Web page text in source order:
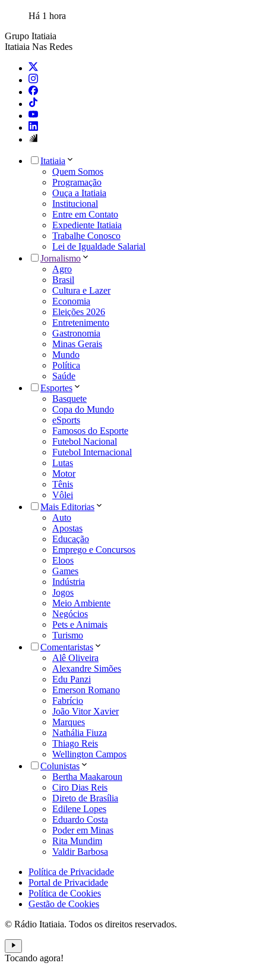
Há 1 hora
Grupo Itatiaia
Itatiaia Nas Redes
Itatiaia
Quem Somos
Programação
Ouça a Itatiaia
Institucional
Entre em Contato
Expediente Itatiaia
Trabalhe Conosco
Lei de Igualdade Salarial
Jornalismo
Agro
Brasil
Cultura e Lazer
Economia
Eleições 2026
Entretenimento
Gastronomia
Minas Gerais
Mundo
Política
Saúde
Esportes
Basquete
Copa do Mundo
eSports
Famosos do Esporte
Futebol Nacional
Futebol Internacional
Lutas
Motor
Tênis
Vôlei
Mais Editorias
Auto
Apostas
Educação
Emprego e Concursos
Eloos
Games
Indústria
Jogos
Meio Ambiente
Negócios
Pets e Animais
Turismo
Comentaristas
Alê Oliveira
Alexandre Simões
Edu Panzi
Emerson Romano
Fabrício
João Vitor Xavier
Marques
Nathália Fiuza
Thiago Reis
Wellington Campos
Colunistas
Bertha Maakaroun
Ciro Dias Reis
Direto de Brasília
Edilene Lopes
Eduardo Costa
Poder em Minas
Rita Mundim
Valdir Barbosa
Política de Privacidade
Portal de Privacidade
Política de Cookies
Gestão de Cookies
© Rádio Itatiaia. Todos os direitos reservados.
Tocando agora!